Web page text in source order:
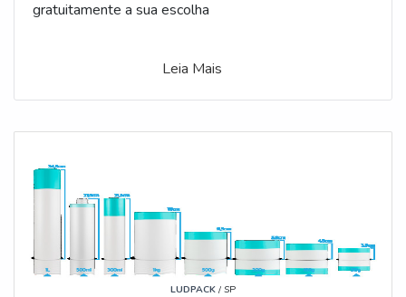
gratuitamente a sua escolha
Leia Mais
LUDPACK / SP